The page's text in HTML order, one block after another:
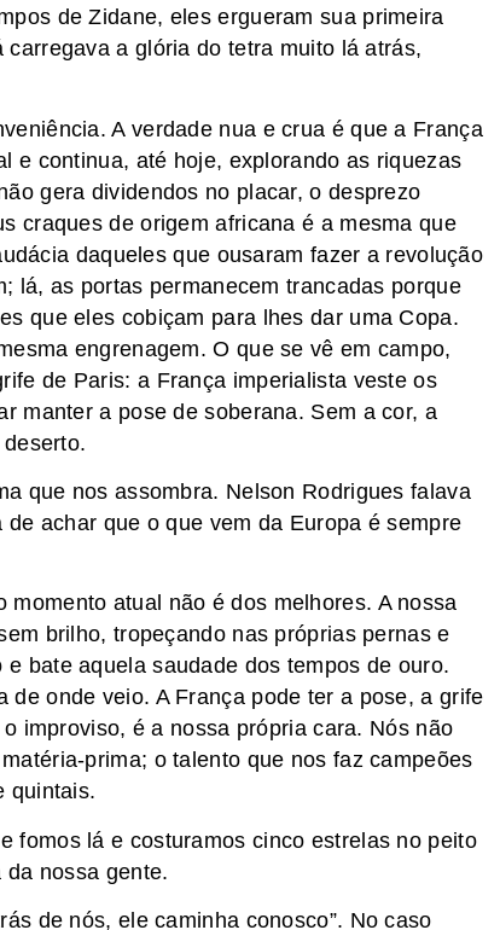
de Zidane, eles ergueram sua primeira
a glória do tetra muito lá atrás,
A verdade nua e crua é que a França
e continua, até hoje, explorando as riquezas
gera dividendos no placar, o desprezo
craques de origem africana é a mesma que
daqueles que ousaram fazer a revolução
lá, as portas permanecem trancadas porque
que eles cobiçam para lhes dar uma Copa.
engrenagem. O que se vê em campo,
de Paris: a França imperialista veste os
manter a pose de soberana. Sem a cor, a
que nos assombra. Nelson Rodrigues falava
achar que o que vem da Europa é sempre
atual não é dos melhores. A nossa
brilho, tropeçando nas próprias pernas e
bate aquela saudade dos tempos de ouro.
onde veio. A França pode ter a pose, a grife
improviso, é a nossa própria cara. Nós não
prima; o talento que nos faz campeões
quintais.
fomos lá e costuramos cinco estrelas no peito
nossa gente.
de nós, ele caminha conosco”. No caso